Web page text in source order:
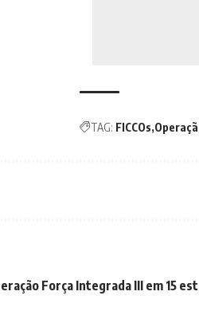
TAG: FICCOs
Força Integrada III em 15